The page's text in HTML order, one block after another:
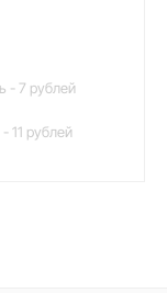
- 7 рублей
11 рублей